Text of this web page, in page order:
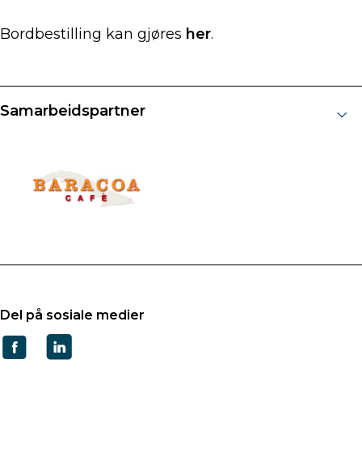
Bordbestilling kan gjøres her.
Samarbeidspartner
Del på sosiale medier